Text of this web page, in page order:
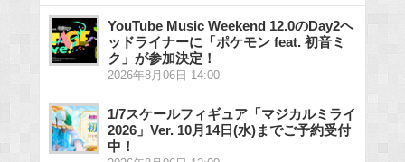
YouTube Music Weekend 12.0のDay2ヘ
ッドライナーに「ポケモン feat. 初音ミ
ク」が参加決定！
2026年8月06日 14:00
1/7スケールフィギュア「マジカルミライ
2026」Ver. 10月14日(水)までご予約受付
中！